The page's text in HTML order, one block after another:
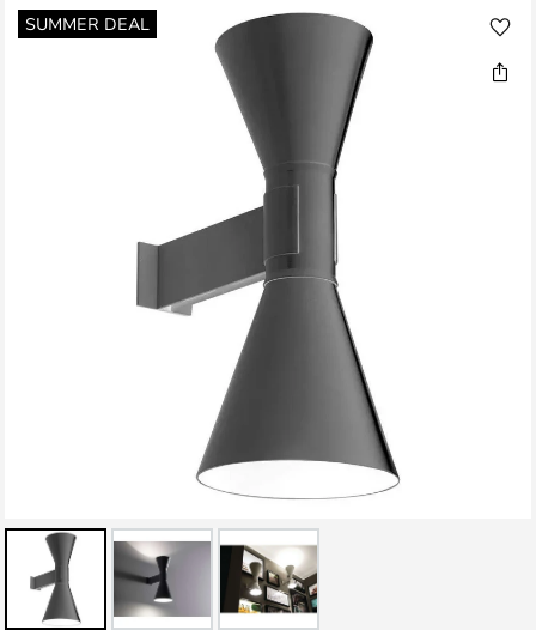
SUMMER DEAL
Ga
naar